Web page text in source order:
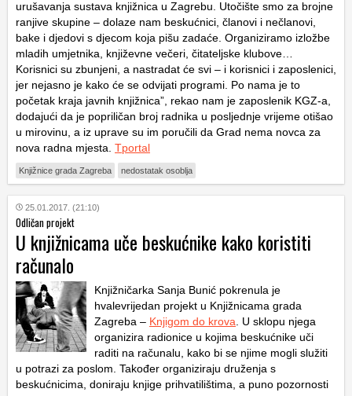
urušavanja sustava knjižnica u Zagrebu. Utočište smo za brojne
ranjive skupine – dolaze nam beskućnici, članovi i nečlanovi,
bake i djedovi s djecom koja pišu zadaće. Organiziramo izložbe
mladih umjetnika, književne večeri, čitateljske klubove…
Korisnici su zbunjeni, a nastradat će svi – i korisnici i zaposlenici,
jer nejasno je kako će se odvijati programi. Po nama je to
početak kraja javnih knjižnica”, rekao nam je zaposlenik KGZ-a,
dodajući da je popriličan broj radnika u posljednje vrijeme otišao
u mirovinu, a iz uprave su im poručili da Grad nema novca za
nova radna mjesta. Tportal
Knjižnice grada Zagreba nedostatak osoblja
25.01.2017. (21:10)
Odličan projekt
U knjižnicama uče beskućnike kako koristiti
računalo
Knjižničarka Sanja Bunić pokrenula je
hvalevrijedan projekt u Knjižnicama grada
Zagreba – Knjigom do krova . U sklopu njega
organizira radionice u kojima beskućnike uči
raditi na računalu, kako bi se njime mogli služiti
u potrazi za poslom. Također organiziraju druženja s
beskućnicima, doniraju knjige prihvatilištima, a puno pozornosti